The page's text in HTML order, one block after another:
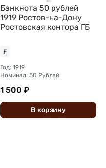
Банкнота 50 рублей
1919 Ростов-на-Дону
Ростовская контора ГБ
F
Год: 1919
Номинал: 50 Рублей
1 500 ₽
В корзину